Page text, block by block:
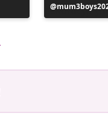
Post
opublikowany